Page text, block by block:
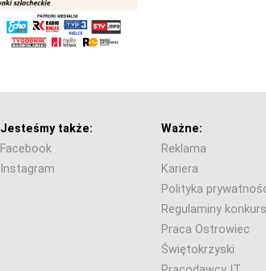
Jesteśmy także:
Facebook
Instagram
Ważne:
Reklama
Kariera
Polityka
Regulaminy
Praca Ostrowiec
Świętokrzyski